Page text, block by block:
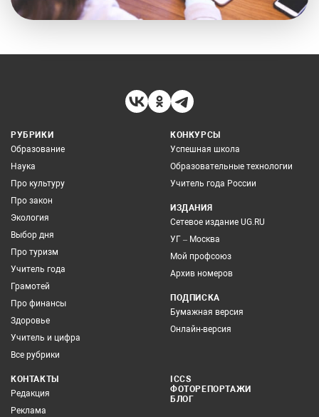
РУБРИКИ
Образование
Наука
Про культуру
Про закон
Экология
Выбор дня
Про туризм
Учитель года
Грамотей
Про финансы
Здоровье
Учитель и цифра
Все рубрики
КОНКУРСЫ
Успешная школа
Образовательные технологии
Учитель года России
ИЗДАНИЯ
Сетевое издание UG.RU
УГ – Москва
Мой профсоюз
Архив номеров
ПОДПИСКА
Бумажная версия
Онлайн-версия
КОНТАКТЫ
Редакция
Реклама
ICCS
ФОТОРЕПОРТАЖИ
БЛОГ